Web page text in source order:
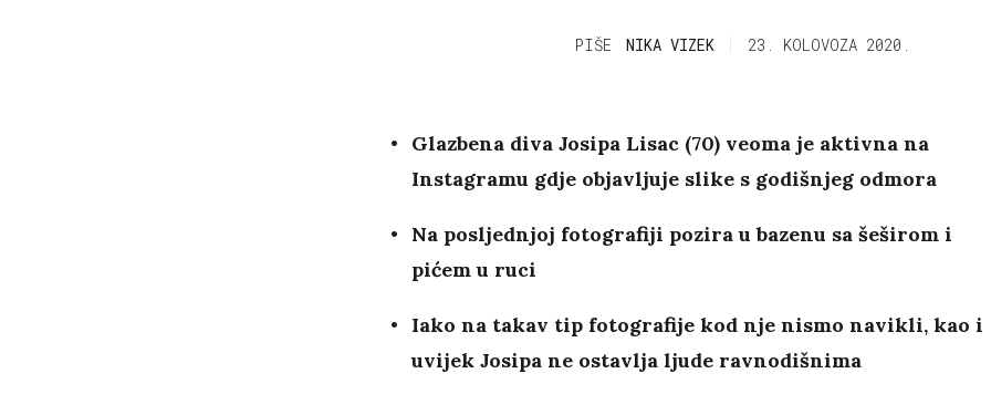
PIŠE NIKA VIZEK 23. KOLOVOZA 2020.
Glazbena diva Josipa Lisac (70) veoma je aktivna na
Instagramu gdje objavljuje slike s godišnjeg odmora
Na posljednjoj fotografiji pozira u bazenu sa šeširom i
pićem u ruci
Iako na takav tip fotografije kod nje nismo navikli, kao i
uvijek Josipa ne ostavlja ljude ravnodišnima